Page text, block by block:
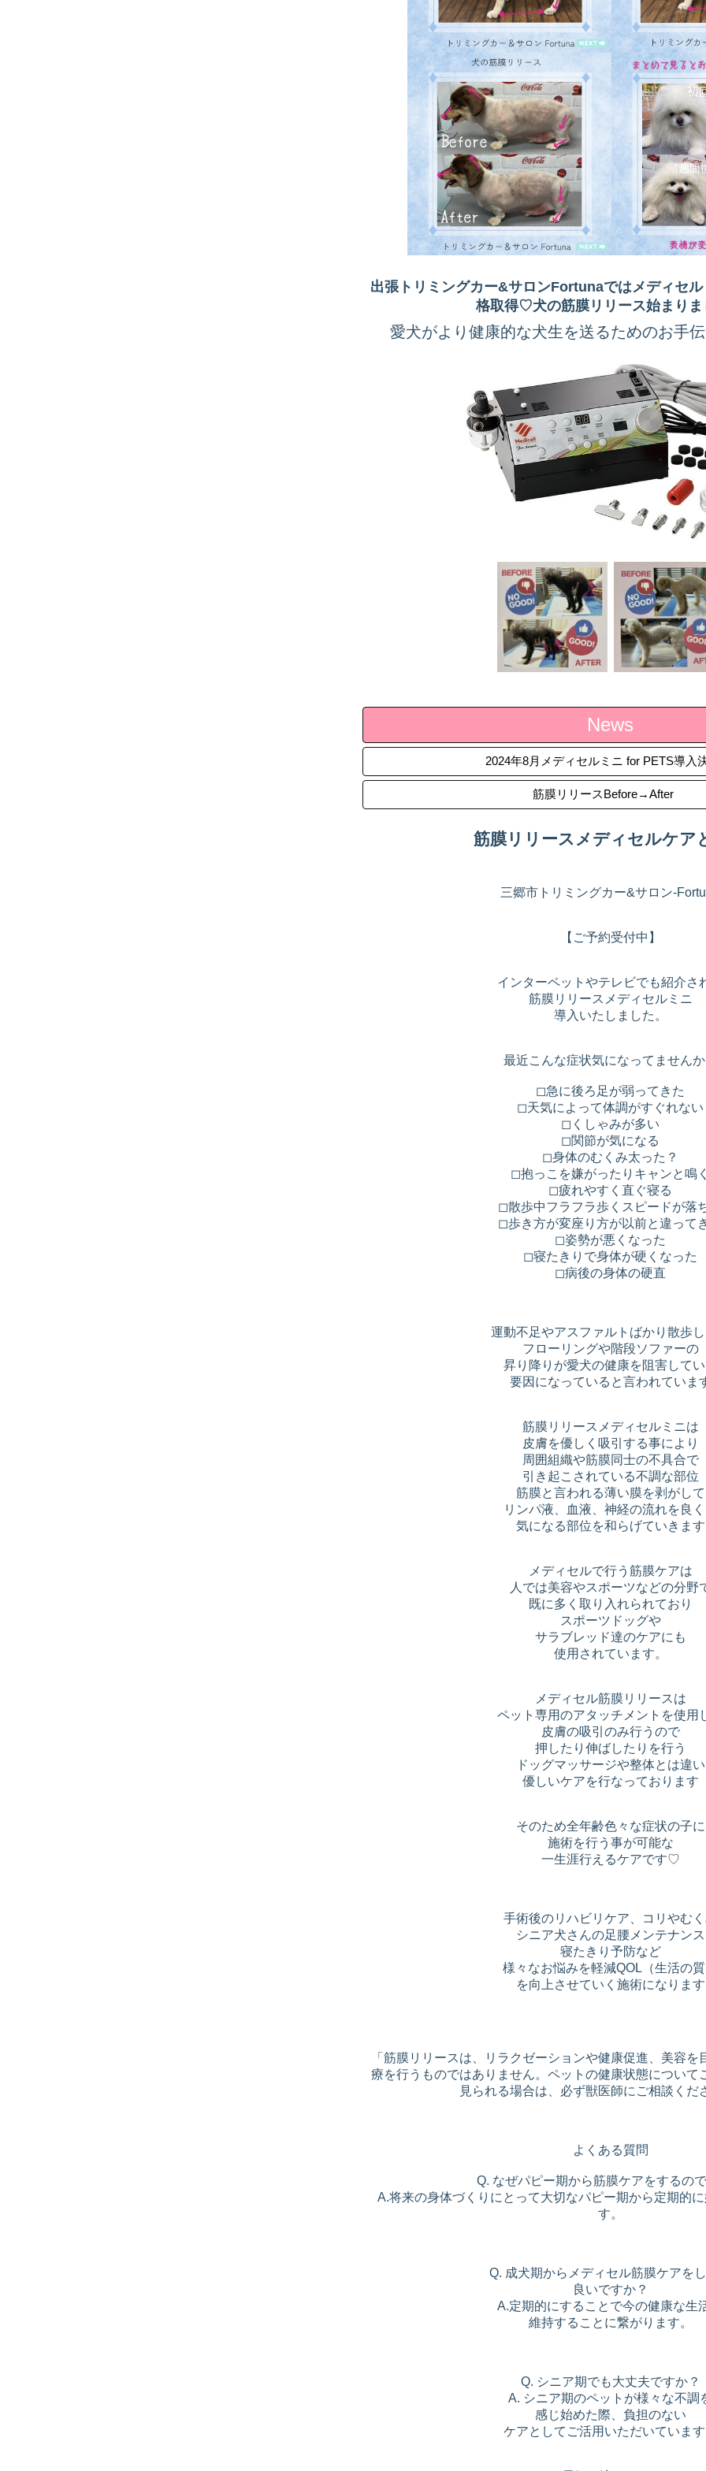
出張トリミングカー&サロンFortunaではメディセ
格取得♡犬の筋膜リリース始まりま
愛犬がより健康的な犬生を送るためのお手伝
News
2024年8月メディセルミニ for PETS導入
筋膜リリースBefore→After
筋膜リリースメディセルケア
三郷市トリミングカー&サロン-
【ご予約受付中】
インターペットやテレビでも紹介さ
筋膜リリースメディセルミニ
導入いたしました。
最近こんな症状気になってませんか
◻︎急に後ろ足が弱ってきた
◻︎天気によって体調がすぐれない
◻︎くしゃみが多い
◻︎関節が気になる
◻︎身体のむくみ太った？
◻︎抱っこを嫌がったりキャンと鳴く
◻︎疲れやすく直ぐ寝る
◻︎散歩中フラフラ歩くスピードが落
◻︎歩き方が変座り方が以前と違って
◻︎姿勢が悪くなった
◻︎寝たきりで身体が硬くなった
◻︎病後の身体の硬直
運動不足やアスファルトばかり散歩し
フローリングや階段ソファーの
昇り降りが愛犬の健康を阻害してい
要因になっていると言われていま
筋膜リリースメディセルミニは
皮膚を優しく吸引する事により
周囲組織や筋膜同士の不具合で
引き起こされている不調な部位
筋膜と言われる薄い膜を剥がして
リンパ液、血液、神経の流れを良
気になる部位を和らげていきます
メディセルで行う筋膜ケアは
人では美容やスポーツなどの分野
既に多く取り入れられており
スポーツドッグや
サラブレッド達のケアにも
使用されています。
メディセル筋膜リリースは
ペット専用のアタッチメントを使用
皮膚の吸引のみ行うので
押したり伸ばしたりを行う
ドッグマッサージや整体とは違い
優しいケアを行なっております
そのため全年齢色々な症状の子に
施術を行う事が可能な
一生涯行えるケアです♡
手術後のリハビリケア、コリやむ
シニア犬さんの足腰メンテナンス
寝たきり予防など
様々なお悩みを軽減QOL（生活の質
を向上させていく施術になります
「筋膜リリースは、リラクゼーションや健康促進、美容
療を行うものではありません。ペットの健康状態について
見られる場合は、必ず獣医師にご相談く
よくある質問
Q. なぜパピー期から筋膜ケアをするの
A.将来の身体づくりにとって大切なパピー期から定期的
す。
Q. 成犬期からメディセル筋膜ケアを
良いですか？
A.定期的にすることで今の健康な生
維持することに繋がります。
Q. シニア期でも大丈夫ですか？
A. シニア期のペットが様々な不調
感じ始めた際、負担のない
ケアとしてご活用いただいています